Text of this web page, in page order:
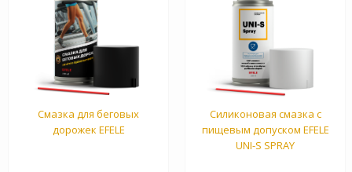
Смазка для беговых
дорожек EFELE
Силиконовая смазка с
пищевым допуском EFELE
UNI-S SPRAY